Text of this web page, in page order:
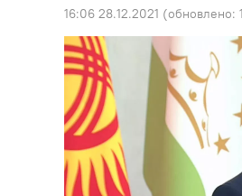
16:06 28.12.2021 (обновлено: